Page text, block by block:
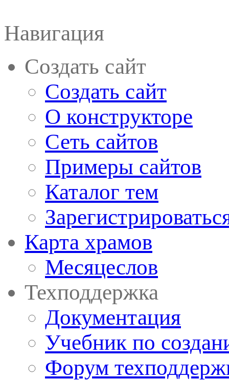
Навигация
Создать сайт
Создать сайт
О конструкторе
Сеть сайтов
Примеры сайтов
Каталог тем
Карта храмов
Месяцеслов
Техподдержка
Документация
Учебник по
Форум